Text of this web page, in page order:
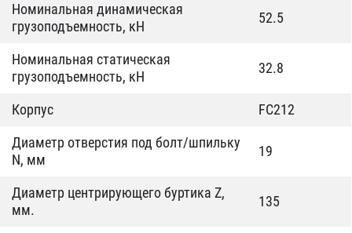
Номинальная динамическая
грузоподъемность, кН
52.5
Номинальная статическая
грузоподъемность, кН
32.8
Корпус
FC212
Диаметр отверстия под болт/шпильку
N, мм
19
Диаметр центрирующего буртика Z,
мм.
135